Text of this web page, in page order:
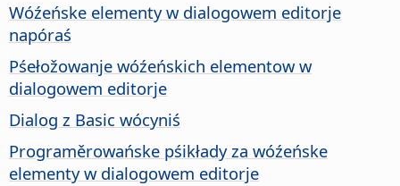
Wóźeńske elementy w dialogowem editorje
napóraś
Pśełožowanje wóźeńskich elementow w
dialogowem editorje
Dialog z Basic wócyniś
Programěrowańske pśikłady za wóźeńske
elementy w dialogowem editorje